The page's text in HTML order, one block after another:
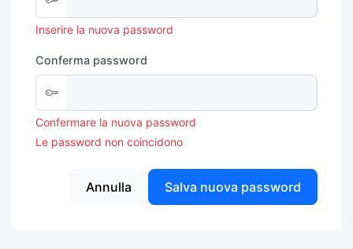
Inserire la nuova password
Conferma password
Confermare la nuova password
Le password non coincidono
Annulla